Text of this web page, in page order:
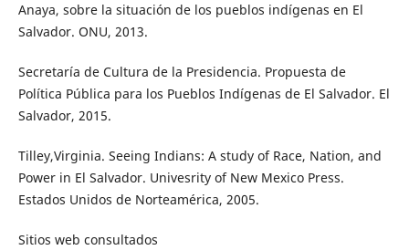
Anaya, sobre la situación de los pueblos indígenas en El
Salvador. ONU, 2013.
Secretaría de Cultura de la Presidencia. Propuesta de
Política Pública para los Pueblos Indígenas de El Salvador. El
Salvador, 2015.
Tilley,Virginia. Seeing Indians: A study of Race, Nation, and
Power in El Salvador. Univesrity of New Mexico Press.
Estados Unidos de Norteamérica, 2005.
Sitios web consultados